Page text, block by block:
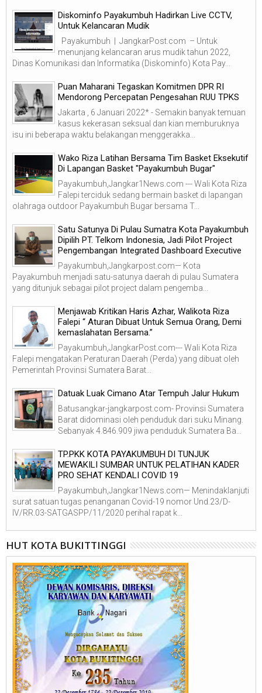
Diskominfo Payakumbuh Hadirkan Live CCTV,
Untuk Kelancaran Mudik
Payakumbuh | JangkarPost.com – Untuk
menunjang kelancaran arus mudik tahun 2022,
Dinas Komunikasi dan Informatika (Diskominfo) Kota Pay...
Puan Maharani Tegaskan Komitmen DPR RI
Mendorong Percepatan Pengesahan RUU TPKS
Jakarta , 6 Januari 2022* - Semakin banyak temuan
kasus kekerasan seksual dan kian memburuknya
isu ini beberapa waktu belakangan menggerakka...
Wako Riza Latihan Bersama Tim Basket Eksekutif
Di Lapangan Basket "Payakumbuh Bugar"
Payakumbuh,Jangkar1News.com --- Wali Kota Riza
Falepi terciduk sedang bermain basket di lapangan
olahraga outdoor Payakumbuh Bugar bersama T...
Satu Satunya Di Pulau Sumatra Kota Payakumbuh
Dipilih PT. Telkom Indonesia, Jadi Pilot Project
Pengembangan Integrated Dashboard Executive
Payakumbuh,Jangkarpost.com— Kota
Payakumbuh menjadi satu-satunya daerah di pulau Sumatera
yang ditunjuk sebagai pilot project dalam pengemba...
Menjawab Kritikan Haris Azhar, Walikota Riza
Falepi “ Aturan Dibuat Untuk Semua Orang, Demi
kemaslahatan Bersama.”
Payakumbuh,JangkarPost.com--- Wali Kota Riza
Falepi mengatakan Peraturan Daerah (Perda) yang dibuat oleh
Pemerintah Provinsi Sumatera Barat...
Datuak Luak Cimano Atar Tempuh Jalur Hukum
Batusangkar-jangkarpost.com- Provinsi Sumatera
Barat didominasi oleh penduduk dari suku Minang.
Sebanyak 4.846.909 jiwa penduduk Sumatera Ba...
TP.PKK KOTA PAYAKUMBUH DI TUNJUK
MEWAKILI SUMBAR UNTUK PELATIHAN KADER
PRO SEHAT KENDALI COVID 19
Payakumbuh,Jangkar1News.com— Menindaklanjuti
surat satuan tugas penanganan Covid-19 nomor Und.23/D-
IV/RR.03-SATGASPP/11/2020 perihal rapat k...
HUT KOTA BUKITTINGGI